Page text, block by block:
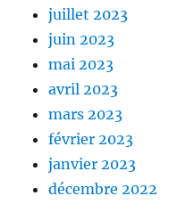
juillet 2023
juin 2023
mai 2023
avril 2023
mars 2023
février 2023
janvier 2023
décembre 2022